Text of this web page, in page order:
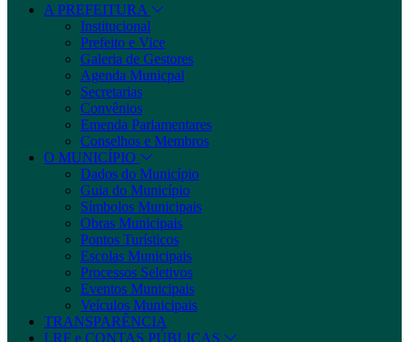
A PREFEITURA
Institucional
Prefeito e Vice
Galeria de Gestores
Agenda Municpal
Secretarias
Convênios
Emenda Parlamentares
Conselhos e Membros
O MUNICÍPIO
Dados do Município
Guia do Município
Símbolos Municipais
Obras Municipais
Pontos Turísticos
Escolas Municipais
Processos Seletivos
Eventos Municipais
Veículos Municipais
TRANSPARÊNCIA
LRF e CONTAS PÚBLICAS